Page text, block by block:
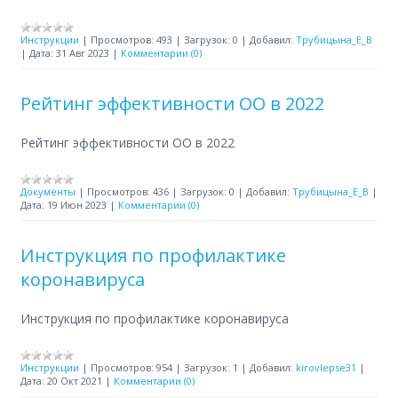
Инструкции | Просмотров: 493 | Загрузок: 0 | Добавил: Трубицына_Е_В
| Дата: 31 Авг 2023 | Комментарии (0)
Рейтинг эффективности ОО в 2022
Рейтинг эффективности ОО в 2022
Документы | Просмотров: 436 | Загрузок: 0 | Добавил: Трубицына_Е_В |
Дата: 19 Июн 2023 | Комментарии (0)
Инструкция по профилактике
коронавируса
Инструкция по профилактике коронавируса
Инструкции | Просмотров: 954 | Загрузок: 1 | Добавил: kirovlepse31 |
Дата: 20 Окт 2021 | Комментарии (0)